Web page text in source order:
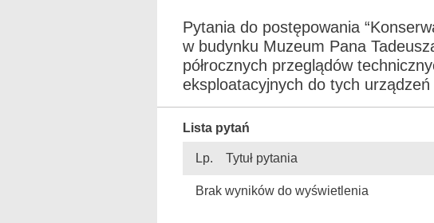
Pytania do postępowania
w budynku Muzeum Pana
półrocznych przeglądów
eksploatacyjnych do tych urządzeń
Lista pytań
Lp. Tytuł pytania
Brak wyników do wyświetlenia